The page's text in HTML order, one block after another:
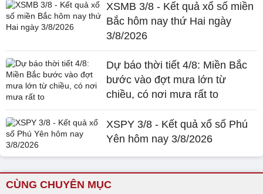
XSMB 3/8 - Kết quả xổ số miền
Bắc hôm nay thứ Hai ngày
3/8/2026
Dự báo thời tiết 4/8: Miền Bắc
bước vào đợt mưa lớn từ
chiều, có nơi mưa rất to
XSPY 3/8 - Kết quả xổ số Phú
Yên hôm nay 3/8/2026
CÙNG CHUYÊN MỤC